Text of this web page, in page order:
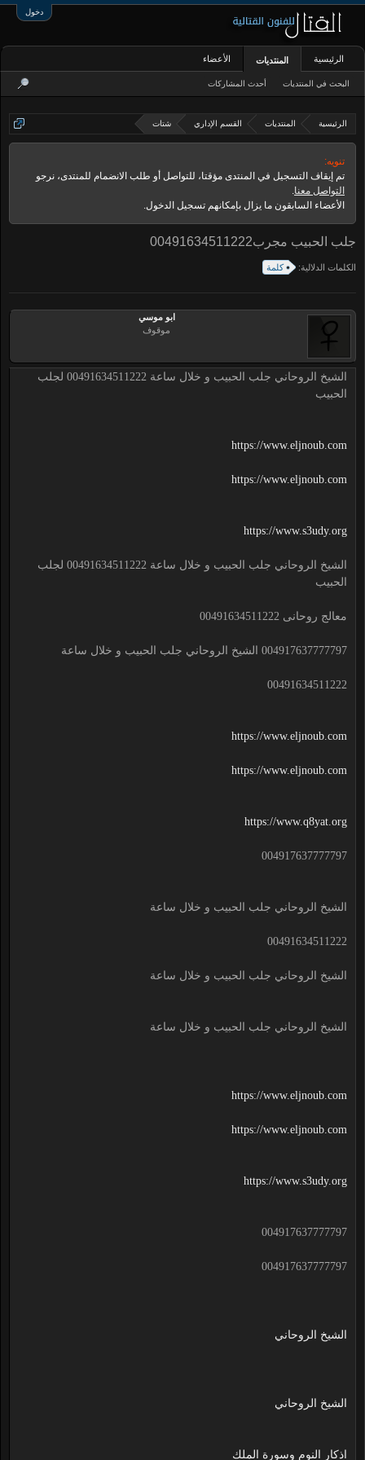
دخول
الرئيسية المنتديات القسم الإداري شتات
تنويه:
تم إيقاف التسجيل في المنتدى مؤقتا، للتواصل أو طلب الانضمام للمنتدى، نرجو
التواصل معنا.
الأعضاء السابقون ما يزال بإمكانهم تسجيل الدخول.
جلب الحبيب مجرب00491634511222
الكلمات الدلالية: كلمة
ابو موسي
موقوف
الشيخ الروحاني جلب الحبيب و خلال ساعة 00491634511222 لجلب
الحبيب
https://www.eljnoub.com
https://www.eljnoub.com
https://www.s3udy.org
الشيخ الروحاني جلب الحبيب و خلال ساعة 00491634511222 لجلب
الحبيب
معالج روحانى 00491634511222
004917637777797 الشيخ الروحاني جلب الحبيب و خلال ساعة
00491634511222
https://www.eljnoub.com
https://www.eljnoub.com
https://www.q8yat.org
004917637777797
الشيخ الروحاني جلب الحبيب و خلال ساعة
00491634511222
الشيخ الروحاني جلب الحبيب و خلال ساعة
الشيخ الروحاني جلب الحبيب و خلال ساعة
https://www.eljnoub.com
https://www.eljnoub.com
https://www.s3udy.org
004917637777797
004917637777797
الشيخ الروحاني
الشيخ الروحاني
اذكار النوم وسورة الملك
الرئيسية المنتديات
البحث في المنتديات أحدث المشاركات
الأعضاء